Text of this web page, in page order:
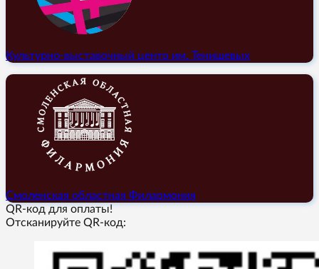
Культурно-выставочный центр им. Тенишевых
Смоленская областная Филармония
QR-код для оплаты!
Отсканируйте QR-код: